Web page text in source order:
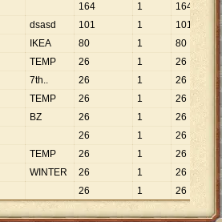
164 1
164
dsasd 101 1
101
IKEA 80 1
80
TEMP 26 1
26
7th.. 26 1
26
TEMP 26 1
26
BZ 26 1
26
26 1
26
TEMP 26 1
26
WINTER 26 1
26
26 1 26